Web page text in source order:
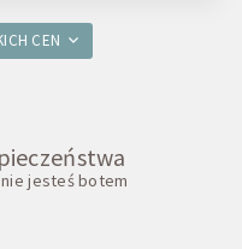
CEN
jesteś botem